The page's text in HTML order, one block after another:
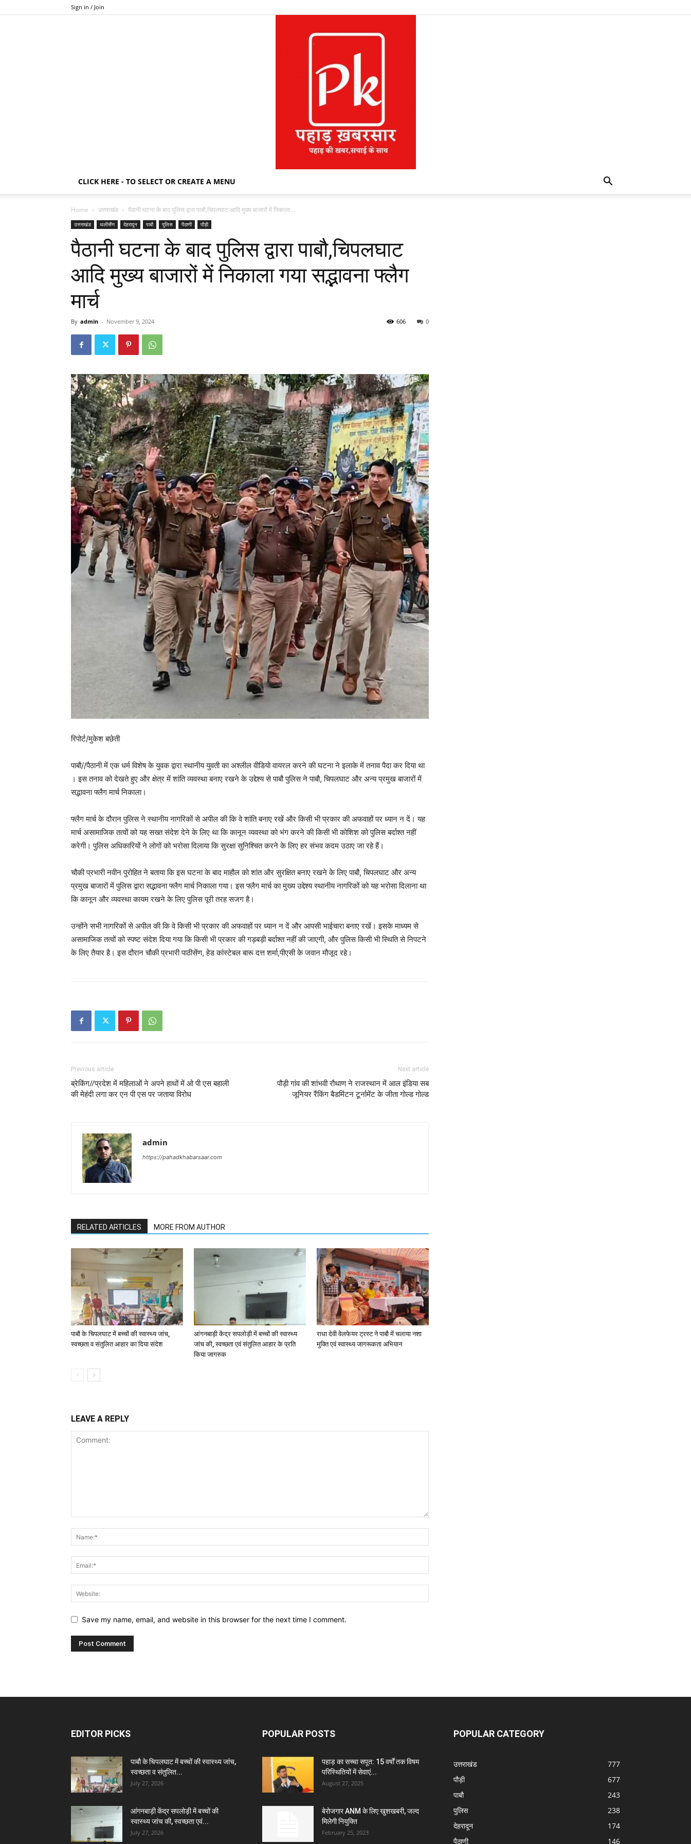
Sign in / Join
CLICK HERE - TO SELECT OR CREATE A MENU
Home उत्तराखंड पैठानी घटना के बाद पुलिस द्वारा पाबौ,चिपलघाट आदि मुख्य बाजारों में निकाला...
उत्तराखंड थलीसैंण देहरादून पाबौ पुलिस पैठाणी पौड़ी
पैठानी घटना के बाद पुलिस द्वारा पाबौ,चिपलघाट
आदि मुख्य बाजारों में निकाला गया सद्भावना फ्लैग
मार्च
By admin - November 9, 2024 0
606
रिपोर्ट/मुकेश बछेती
पाबौ//पैठानी में एक धर्म विशेष के युवक द्वारा स्थानीय युवती का अश्लील वीडियो वायरल करने की घटना ने इलाके में तनाव पैदा कर दिया था
। इस तनाव को देखते हुए और क्षेत्र में शांति व्यवस्था बनाए रखने के उद्देश्य से पाबौ पुलिस ने पाबौ, चिपलघाट और अन्य प्रमुख बाजारों में
सद्भावना फ्लैग मार्च निकाला।
फ्लैग मार्च के दौरान पुलिस ने स्थानीय नागरिकों से अपील की कि वे शांति बनाए रखें और किसी भी प्रकार की अफवाहों पर ध्यान न दें। यह
मार्च असामाजिक तत्वों को यह सख्त संदेश देने के लिए था कि कानून व्यवस्था को भंग करने की किसी भी कोशिश को पुलिस बर्दाश्त नहीं
करेगी। पुलिस अधिकारियों ने लोगों को भरोसा दिलाया कि सुरक्षा सुनिश्चित करने के लिए हर संभव कदम उठाए जा रहे हैं।
चौकी प्रभारी नवीन पुरोहित ने बताया कि इस घटना के बाद माहौल को शांत और सुरक्षित बनाए रखने के लिए पाबौ, चिपलघाट और अन्य
प्रमुख बाजारों में पुलिस द्वारा सद्भावना फ्लैग मार्च निकाला गया। इस फ्लैग मार्च का मुख्य उद्देश्य स्थानीय नागरिकों को यह भरोसा दिलाना था
कि कानून और व्यवस्था कायम रखने के लिए पुलिस पूरी तरह सजग है।
उन्होंने सभी नागरिकों से अपील की कि वे किसी भी प्रकार की अफवाहों पर ध्यान न दें और आपसी भाईचारा बनाए रखें। इसके माध्यम से
असामाजिक तत्वों को स्पष्ट संदेश दिया गया कि किसी भी प्रकार की गड़बड़ी बर्दाश्त नहीं की जाएगी, और पुलिस किसी भी स्थिति से निपटने
के लिए तैयार है। इस दौरान चौकी प्रभारी पाठीसेंण, हेड कांस्टेबल बारू दत्त शर्मा,पीएसी के जवान मौजूद रहे।
Previous article
ब्रेकिंग//प्रदेश में महिलाओं ने अपने हाथों में ओ पी एस बहाली
की मेहंदी लगा कर एन पी एस पर जताया विरोध
Next article
पौड़ी गांव की शांभवी रौथाण ने राजस्थान में आल इंडिया सब
जूनियर रैंकिंग बैडमिंटन टूर्नामेंट के जीता गोल्ड गोल्ड
admin
https://pahadkhabarsaar.com
RELATED ARTICLES MORE FROM AUTHOR
पाबौ के चिपलघाट में बच्चों की स्वास्थ्य जांच,
स्वच्छता व संतुलित आहार का दिया संदेश
आंगनबाड़ी केंद्र सपलोड़ी में बच्चों की स्वास्थ्य
जांच की, स्वच्छता एवं संतुलित आहार के प्रति
किया जागरुक
राधा देवी वेलफेयर ट्रस्ट ने पाबौ में चलाया नशा
मुक्ति एवं स्वास्थ्य जागरूकता अभियान
LEAVE A REPLY
Save my name, email, and website in this browser for the next time I comment.
EDITOR PICKS
पाबौ के चिपलघाट में बच्चों की स्वास्थ्य जांच,
स्वच्छता व संतुलित...
July 27, 2026
आंगनबाड़ी केंद्र सपलोड़ी में बच्चों की
स्वास्थ्य जांच की, स्वच्छता एवं...
July 27, 2026
POPULAR POSTS
पहाड़ का सच्चा सपूत: 15 वर्षों तक विषम
परिस्थितियों में सेवाएं...
August 27, 2025
बेरोजगार ANM के लिए खुशखबरी, जल्द
मिलेगी नियुक्ति
February 25, 2023
POPULAR CATEGORY
उत्तराखंड
777
पौड़ी
677
पाबौ
243
पुलिस
238
देहरादून
174
पैठाणी
146